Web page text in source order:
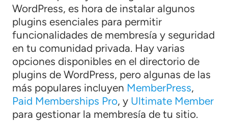
WordPress, es hora de instalar algunos
plugins esenciales para permitir
funcionalidades de membresía y seguridad
en tu comunidad privada. Hay varias
opciones disponibles en el directorio de
plugins de WordPress, pero algunas de las
más populares incluyen MemberPress,
Paid Memberships Pro, y Ultimate Member
para gestionar la membresía de tu sitio.